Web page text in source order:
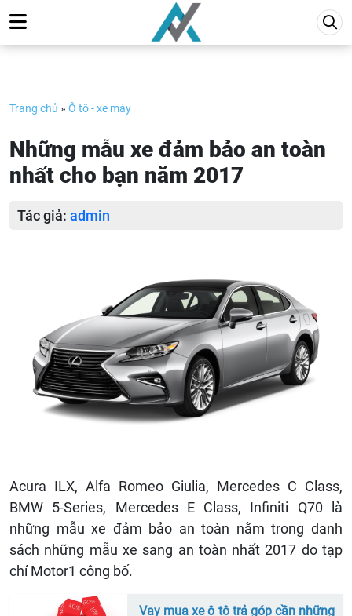
to
content
Trang chủ » Ô tô - xe máy
Những mẫu xe đảm bảo an toàn
nhất cho bạn năm 2017
Tác giả: admin
Acura ILX, Alfa Romeo Giulia, Mercedes C Class,
BMW 5-Series, Mercedes E Class, Infiniti Q70 là
những mẫu xe đảm bảo an toàn nằm trong danh
sách những mẫu xe sang an toàn nhất 2017 do tạp
chí Motor1 công bố.
Vay mua xe ô tô trả góp cần những